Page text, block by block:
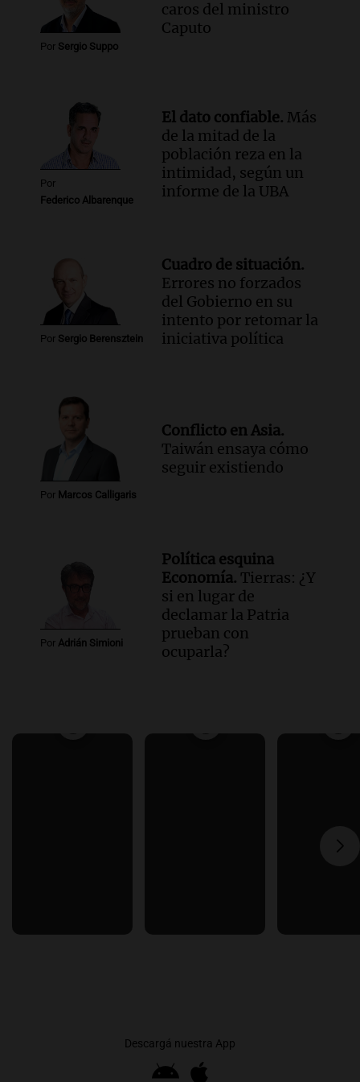
con Jujuy
Panorama Federal
Episodios
Por Sergio Suppo
caros del ministro
Caputo
Por
Federico Albarenque
El dato confiable. Más
de la mitad de la
población reza en la
intimidad, según un
informe de la UBA
Por Sergio Berensztein
Cuadro de situación.
Errores no forzados
del Gobierno en su
intento por retomar la
iniciativa política
Por Marcos Calligaris
Conflicto en Asia.
Taiwán ensaya cómo
seguir existiendo
Por Adrián Simioni
Política esquina
Economía. Tierras: ¿Y
si en lugar de
declamar la Patria
prueban con
ocuparla?
Descargá nuestra App